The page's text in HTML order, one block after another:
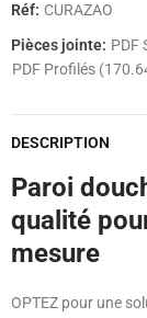
Réf: CURAZAO
Pièces jointe: PDF
PDF Profilés
DESCRIPTION
Paroi
qualité
mesure
OPTEZ pour une